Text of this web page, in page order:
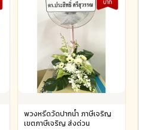
พวงหรีดวัดปากน้ำ ภาษีเจริญ
เขตภาษีเจริญ ส่งด่วน